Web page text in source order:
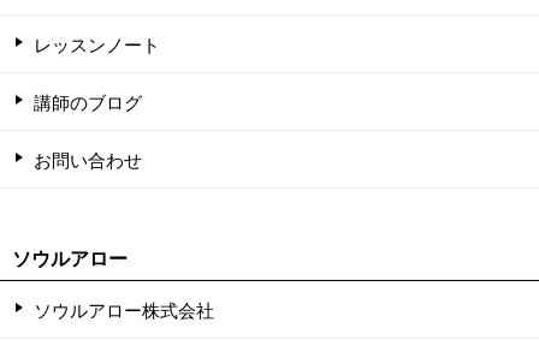
レッスンノート
講師のブログ
お問い合わせ
ソウルアロー
ソウルアロー株式会社